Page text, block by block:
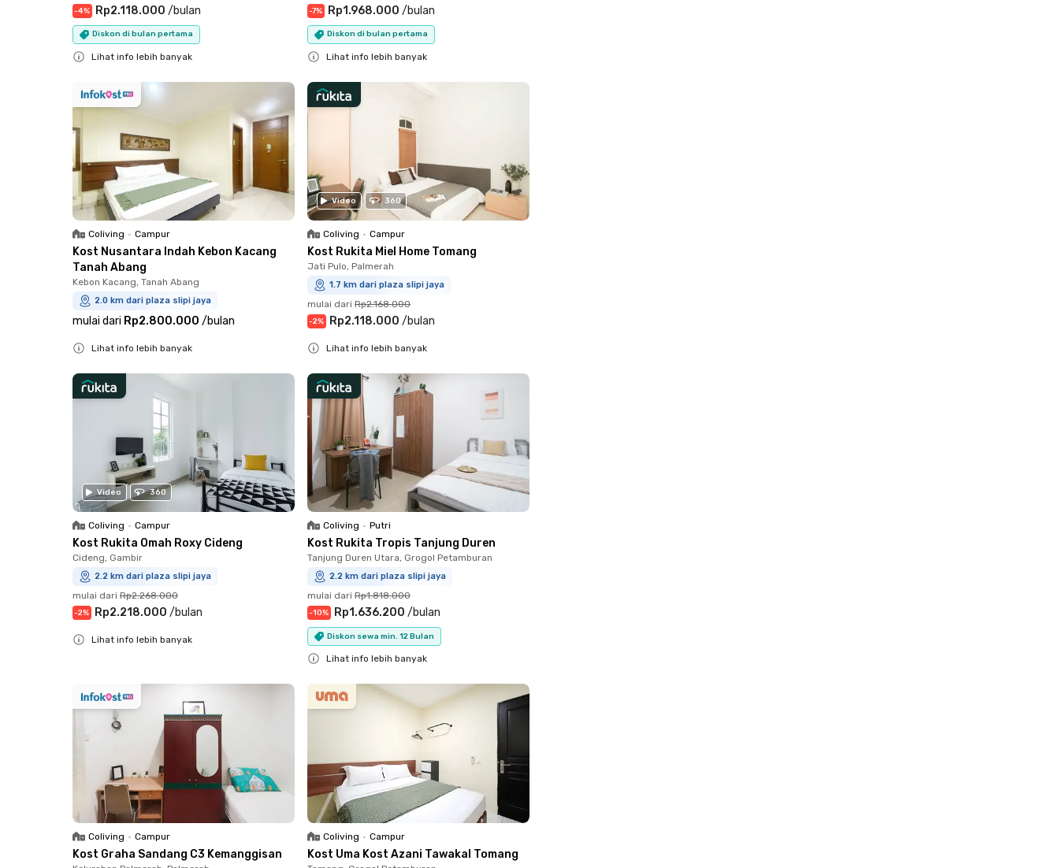
-4% Rp2.118.000 /bulan
Diskon di bulan pertama
Lihat info lebih banyak
-7% Rp1.968.000 /bulan
Diskon di bulan pertama
Lihat info lebih banyak
Coliving • Campur
Kost Nusantara Indah Kebon Kacang
Tanah Abang
Kebon Kacang, Tanah Abang
2.0 km dari plaza slipi jaya
mulai dari Rp2.800.000 /bulan
Lihat info lebih banyak
Video 360
Coliving • Campur
Kost Rukita Miel Home Tomang
Jati Pulo, Palmerah
1.7 km dari plaza slipi jaya
mulai dari Rp2.168.000
-2% Rp2.118.000 /bulan
Lihat info lebih banyak
Video 360
Coliving • Campur
Kost Rukita Omah Roxy Cideng
Cideng, Gambir
2.2 km dari plaza slipi jaya
mulai dari Rp2.268.000
-2% Rp2.218.000 /bulan
Lihat info lebih banyak
Coliving • Putri
Kost Rukita Tropis Tanjung Duren
Tanjung Duren Utara, Grogol Petamburan
2.2 km dari plaza slipi jaya
mulai dari Rp1.818.000
-10% Rp1.636.200 /bulan
Diskon sewa min. 12 Bulan
Lihat info lebih banyak
Coliving • Campur
Kost Graha Sandang C3 Kemanggisan
Coliving • Campur
Kost Uma Kost Azani Tawakal Tomang